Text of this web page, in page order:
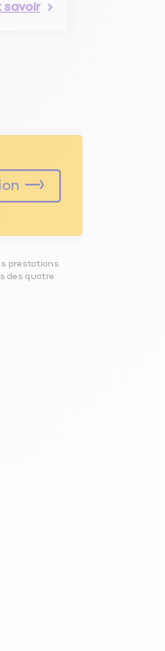
savoir
prestations
des quatre